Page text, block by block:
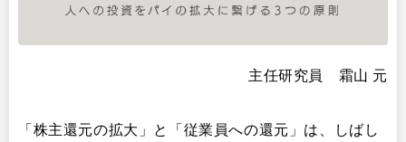
主任研究員 霜山 元
「株主還元の拡大」と「従業員への還元」は、しばし